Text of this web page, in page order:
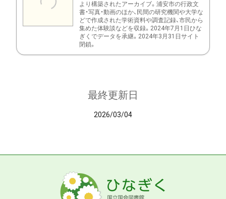
より構築されたアーカイブ。浦安市の行政文
書・写真・動画のほか、民間の研究機関や大学な
どで作成された学術資料や調査記録、市民から
集めた体験談などを収録。2024年7月1日ひな
ぎくでデータを承継。2024年3月31日サイト
閉鎖。
最終更新日
2026/03/04